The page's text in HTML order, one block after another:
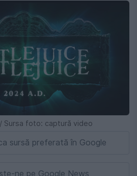
Sursa foto: captură video
sursă preferată în Google
ne pe Google News